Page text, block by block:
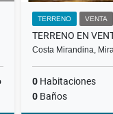
TERRENO VENTA
Costa Mirandina,
0 Habitaciones
0 Baños